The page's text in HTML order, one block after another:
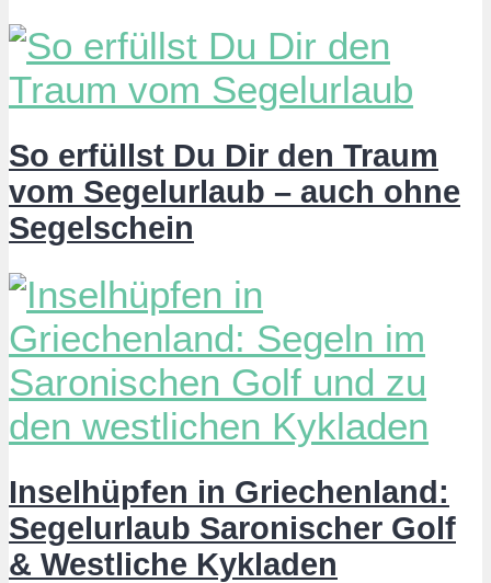
So erfüllst Du Dir den Traum
vom Segelurlaub – auch ohne
Segelschein
Inselhüpfen in Griechenland:
Segelurlaub Saronischer Golf
& Westliche Kykladen